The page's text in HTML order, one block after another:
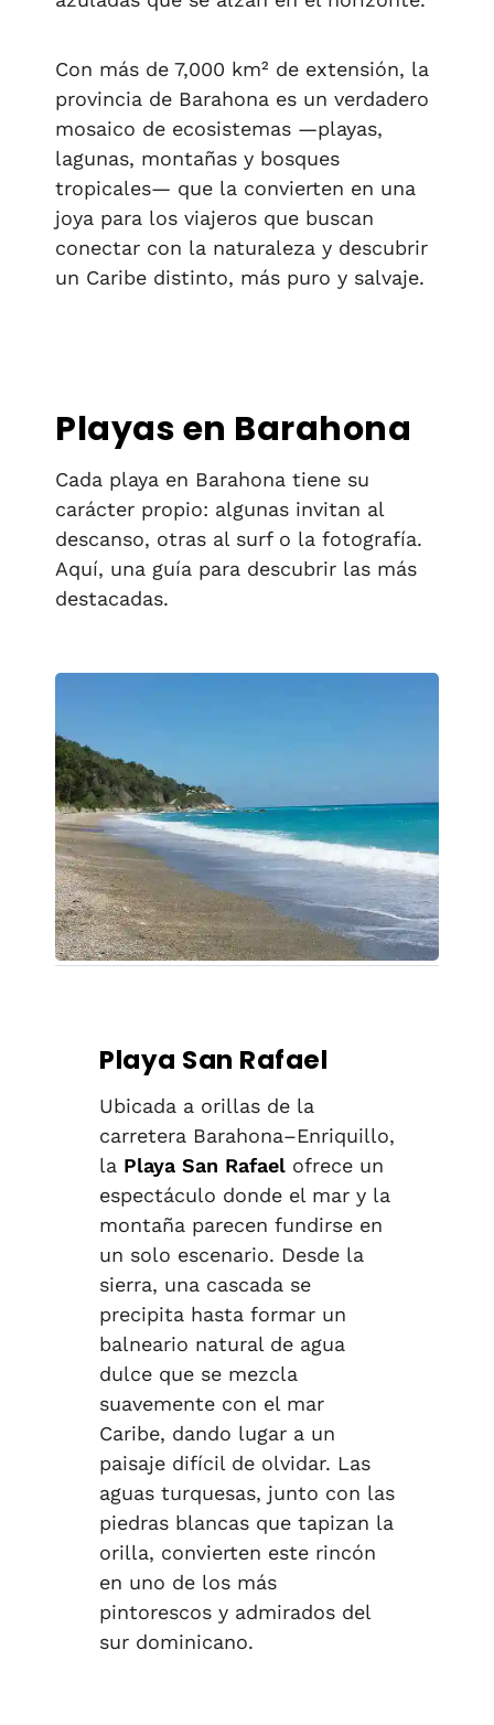
Con más de 7,000 km² de extensión, la
provincia de Barahona es un verdadero
mosaico de ecosistemas —playas,
lagunas, montañas y bosques
tropicales— que la convierten en una
joya para los viajeros que buscan
conectar con la naturaleza y descubrir
un Caribe distinto, más puro y salvaje.
Playas en Barahona
Cada playa en Barahona tiene su
carácter propio: algunas invitan al
descanso, otras al surf o la fotografía.
Aquí, una guía para descubrir las más
destacadas.
Playa San Rafael
Ubicada a orillas de la
carretera Barahona–Enriquillo,
la Playa San Rafael ofrece un
espectáculo donde el mar y la
montaña parecen fundirse en
un solo escenario. Desde la
sierra, una cascada se
precipita hasta formar un
balneario natural de agua
dulce que se mezcla
suavemente con el mar
Caribe, dando lugar a un
paisaje difícil de olvidar. Las
aguas turquesas, junto con las
piedras blancas que tapizan la
orilla, convierten este rincón
en uno de los más
pintorescos y admirados del
sur dominicano.